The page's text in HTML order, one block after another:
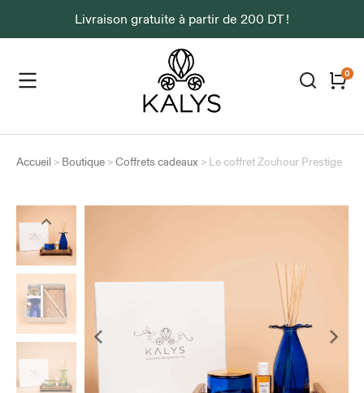
Livraison gratuite à partir de 200 DT !
Accueil > Boutique >Coffrets cadeaux > Le coffret Zouhour Prestige